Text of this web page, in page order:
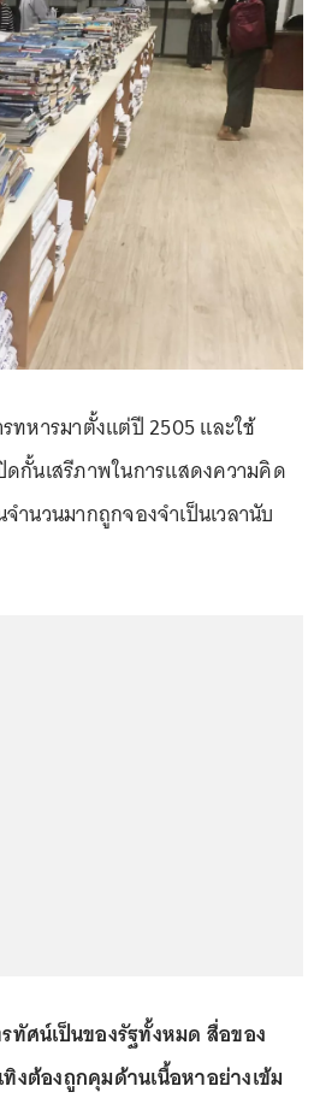
ทหารมาตั้งแต่ปี 2505 และใช้
กั้นเสรีภาพในการแสดงความคิด
นวนมากถูกจองจำเป็นเวลานับ
ศน์เป็นของรัฐทั้งหมด สื่อของ
งต้องถูกคุมด้านเนื้อหาอย่างเข้ม